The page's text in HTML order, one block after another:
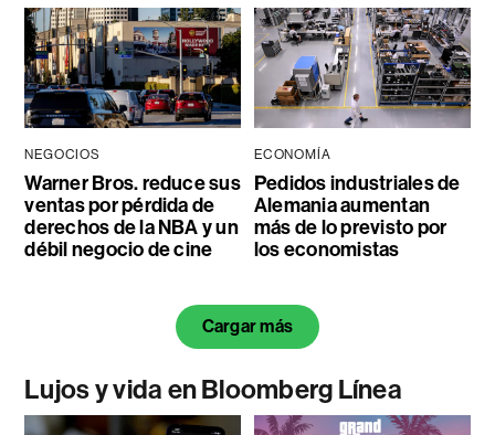
NEGOCIOS
Warner Bros. reduce sus
ventas por pérdida de
derechos de la NBA y un
débil negocio de cine
ECONOMÍA
Pedidos industriales de
Alemania aumentan
más de lo previsto por
los economistas
Cargar más
Lujos y vida en Bloomberg Línea